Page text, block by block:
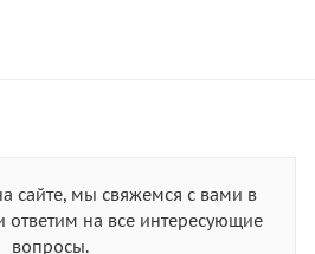
сайте, мы свяжемся с вами в
на все интересующие
вопросы.